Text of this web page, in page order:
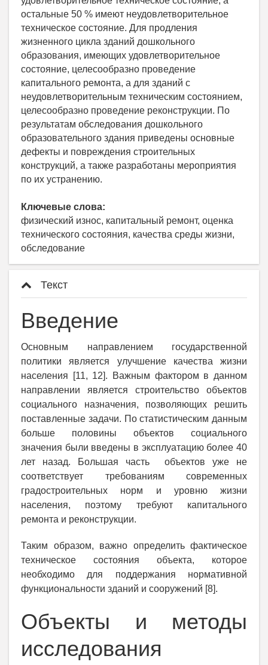
остальные 50 % имеют неудовлетворительное
техническое состояние. Для продления
жизненного цикла зданий дошкольного
образования, имеющих удовлетворительное
состояние, целесообразно проведение
капитального ремонта, а для зданий с
неудовлетворительным техническим состоянием,
целесообразно проведение реконструкции. По
результатам обследования дошкольного
образовательного здания приведены основные
дефекты и повреждения строительных
конструкций, а также разработаны мероприятия
по их устранению.
Ключевые слова:
физический износ, капитальный ремонт, оценка
технического состояния, качества среды жизни,
обследование
Текст
Введение
Основным направлением государственной
политики является улучшение качества жизни
населения [11, 12]. Важным фактором в данном
направлении является строительство объектов
социального назначения, позволяющих решить
поставленные задачи. По статистическим данным
больше половины объектов социального
значения были введены в эксплуатацию более 40
лет назад. Большая часть объектов уже не
соответствует требованиям современных
градостроительных норм и уровню жизни
населения, поэтому требуют капитального
ремонта и реконструкции.
Таким образом, важно определить фактическое
техническое состояния объекта, которое
необходимо для поддержания нормативной
функциональности зданий и сооружений [8].
Объекты и методы
исследования